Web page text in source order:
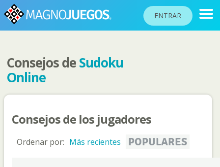
ENTRAR
RANKINGS
TORNEOS
AYUDA
PASAPORTE
Consejos deSudoku
Online
Consejos de los jugadores
Ordenar por: Más recientes POPULARES